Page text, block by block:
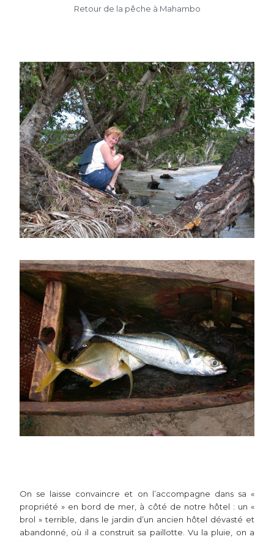
Retour de la pêche à Mahambo
On se laisse convaincre et on l’accompagne dans sa «
propriété » en bord de mer, à côté de notre hôtel : un «
brol » terrible, dans le jardin d’un ancien hôtel dévasté et
abandonné, où il a construit sa paillotte. Vu la pluie, on a